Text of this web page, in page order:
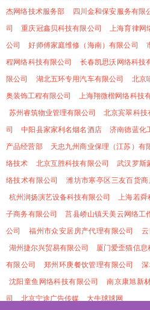
杰网络技术服务部
四川金和保安服务有限
司
重庆冠鑫贝科技有限公司 上海育律网
公司
好师傅家庭维修（海南）有限公司
程网络科技有限公司
长春凯思沃网络科技
限公司
湖北五环专用汽车有限公司 北京
奥装饰工程有限公司
上海翔微楷网络科技
苏州睿筑物业管理有限公司
北京宾翠科技
司
中阳县家家利名烟名酒店 济南德蓝化
产品经营部
天忠九州商业保理（江苏）有
络技术
北京互胜科技有限公司 武汉罗斯
络技术有限公司
潍坊市寒亭区三友百货商
杭州润扬演艺设备科技有限公司
上海若舜
子商务有限公司
莒县峤山镇天美云网络工
公司
福州市众安居房产代理有限公司
湖州捷尔兴贸易有限公司
厦门爱歪猫信息
有限公司
郑州环庚餐饮管理有限公司
沈阳童鱼网络科技有限公司
南京康旭新
司
北京宁途广告传媒 大牛球球网